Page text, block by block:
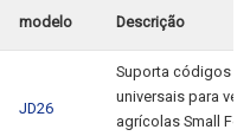
modelo Descrição
JD26
Suporta códigos
universais para
agrícolas Small